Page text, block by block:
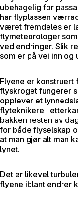
ubehagelig for
har flyplassen
været fremdeles er
flymeteorologer
ved endringer. Slik
som er på vei inn og
Flyene er konstruert
flyskroget fungerer
opplever et
flyteknikere i
bakken resten av
for både flyselskap
at man gjør alt man
lynet.
Det er likevel
flyene iblant endrer